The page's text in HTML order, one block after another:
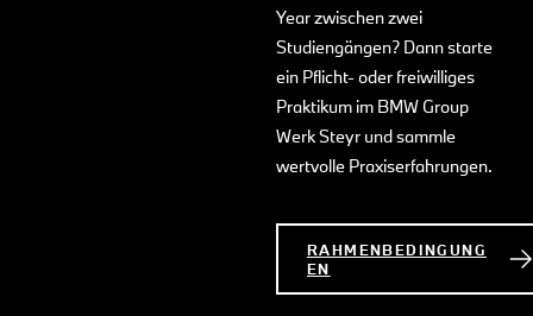
Year zwischen zwei
Studiengängen? Dann starte
ein Pflicht- oder freiwilliges
Praktikum im BMW Group
Werk Steyr und sammle
wertvolle Praxiserfahrungen.
RAHMENBEDINGUNG
EN